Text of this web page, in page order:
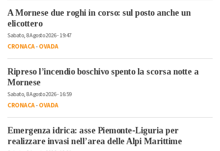
A Mornese due roghi in corso: sul posto anche un
elicottero
Sabato, 8 Agosto 2026 - 19:47
CRONACA-OVADA
Ripreso l’incendio boschivo spento la scorsa notte a
Mornese
Sabato, 8 Agosto 2026 - 16:59
CRONACA-OVADA
Emergenza idrica: asse Piemonte-Liguria per
realizzare invasi nell’area delle Alpi Marittime